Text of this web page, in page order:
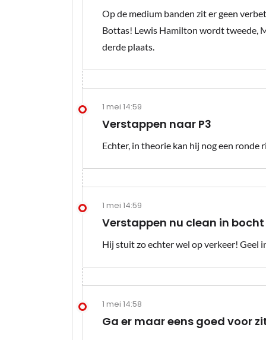
Op de medium banden zit er geen
Bottas! Lewis Hamilton wordt tweede,
derde plaats.
1 mei 14:59
Verstappen naar P3
Echter, in theorie kan hij nog een ronde
1 mei 14:59
Verstappen nu clean in
Hij stuit zo echter wel op verkeer! Geel
1 mei 14:58
Ga er maar eens goed voor